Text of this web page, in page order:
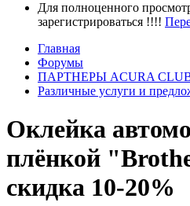
Для полноценного
зарегистрироваться !!!!
Главная
Форумы
ПАРТНЕРЫ ACURA CLUB
Различные услуги и
Оклейка
плёнкой
скидка 10-20%